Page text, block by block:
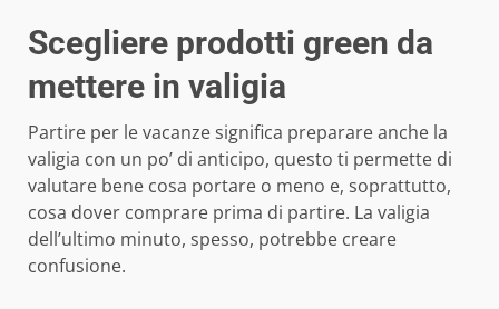
Scegliere prodotti green da
mettere in valigia
Partire per le vacanze significa preparare anche la
valigia con un po’ di anticipo, questo ti permette di
valutare bene cosa portare o meno e, soprattutto,
cosa dover comprare prima di partire. La valigia
dell’ultimo minuto, spesso, potrebbe creare
confusione.